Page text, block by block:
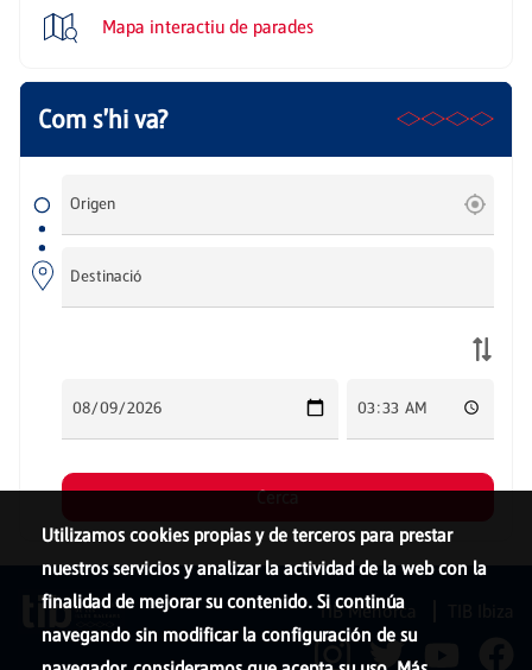
Mapa interactiu de parades
Utilizamos cookies propias y de terceros para prestar
nuestros servicios y analizar la actividad de la web con la
finalidad de mejorar su contenido. Si continúa
navegando sin modificar la configuración de su
TIB Menorca